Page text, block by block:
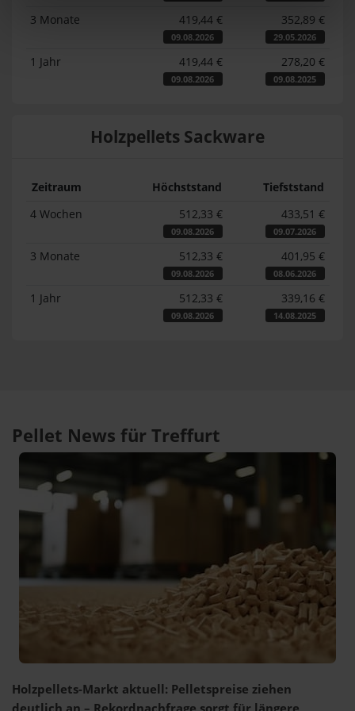
3 Monate 419,44 €
09.08.2026
352,89 €
29.05.2026
1 Jahr 419,44 €
09.08.2026
278,20 €
09.08.2025
Holzpellets Sackware
Zeitraum Höchststand
Tiefststand
4 Wochen
512,33 €
09.08.2026
433,51 €
09.07.2026
3 Monate 512,33 €
09.08.2026
401,95 €
08.06.2026
1 Jahr 512,33 €
09.08.2026
339,16 €
14.08.2025
Pellet News für Treffurt
Holzpellets-Markt aktuell: Pelletspreise ziehen